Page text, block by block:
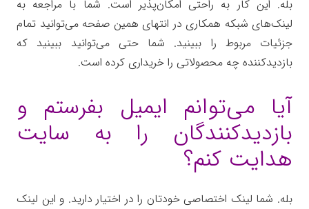
بله. این کار به راحتی امکان‌پذیر است. شما با مراجعه به
لینک‌های شبکه همکاری در انتهای همین صفحه می‌توانید تمام
جزئیات مربوط را ببینید. شما حتی می‌توانید ببینید که
بازدیدکننده چه محصولاتی را خریداری کرده است.
آیا می‌توانم ایمیل بفرستم و
بازدیدکنندگان را به سایت
هدایت کنم؟
بله. شما لینک اختصاصی خودتان را در اختیار دارید. و این لینک